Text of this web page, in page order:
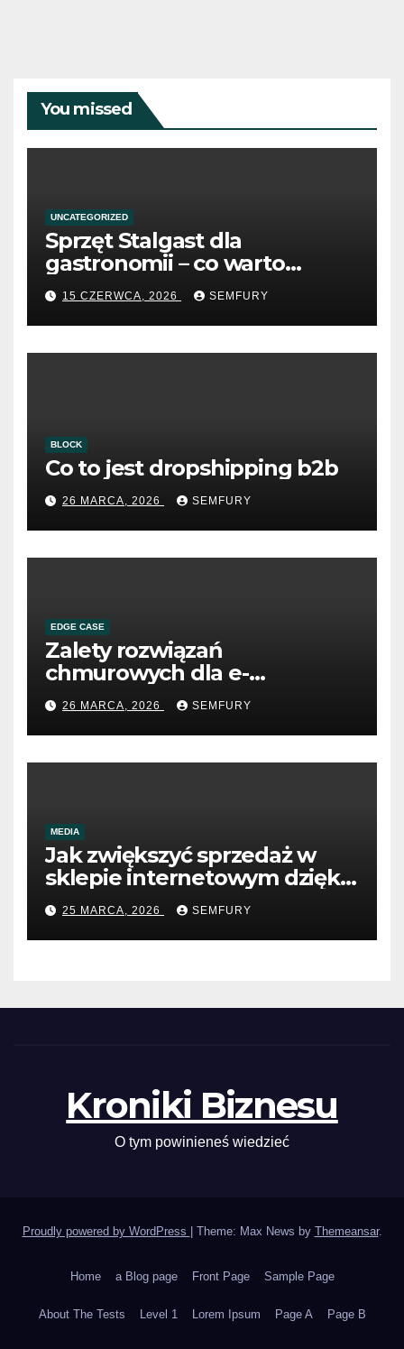
You missed
UNCATEGORIZED
Sprzęt Stalgast dla
gastronomii – co warto
wiedzieć przed zakupem?
15 CZERWCA, 2026 SEMFURY
BLOCK
Co to jest dropshipping b2b
26 MARCA, 2026 SEMFURY
EDGE CASE
Zalety rozwiązań
chmurowych dla e-
commerce B2B
26 MARCA, 2026 SEMFURY
MEDIA
Jak zwiększyć sprzedaż w
sklepie internetowym dzięki
SEO
25 MARCA, 2026 SEMFURY
Kroniki Biznesu
O tym powinieneś wiedzieć
Proudly powered by WordPress Theme: Max News by Themeansar.
Home a Blog page Front Page Sample Page
About The Tests Level 1 Lorem Ipsum Page A Page B